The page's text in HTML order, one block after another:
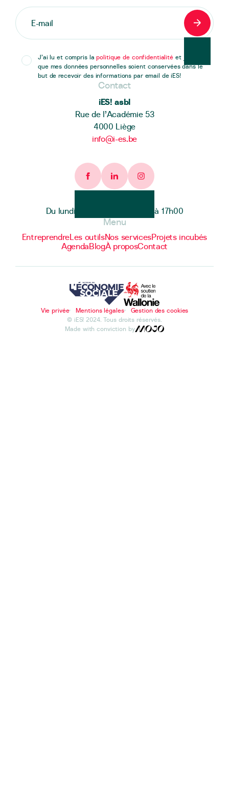
J’ai lu et compris lapolitique de confidentialité et j’accepte
que mes données personnelles soient conservées dans le
but de recevoir des informations par email de iES!
Contact
iES! asbl
Rue de l’Académie 53
4000 Liège
info@i-es.be
Facebook page
Linkedin pageInstagram page
Heures d'ouverture
Du lundi au vendredi de 9h00 à 17h00
Menu
EntreprendreLes outilsNos servicesProjets incubés
AgendaBlogÀ proposContact
Vie privée Mentions légales
Gestion des cookies
© iES! 2024. Tous droits réservés.
Made with conviction by